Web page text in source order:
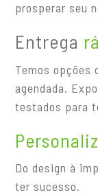
prosperar seu
Entrega
Temos opções
agendada.
testados para
Do design à
ter sucesso.